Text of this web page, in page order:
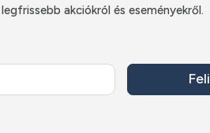
akciókról és eseményekről.